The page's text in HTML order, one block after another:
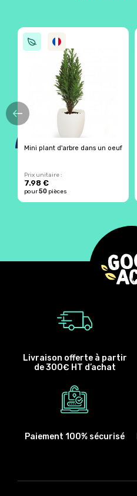
Mini plant d'arbre dans un oeuf
Prix unitaire :
7.98 €
pour50 pièces
Livraison offerte à partir
de 300€ HT d’achat
Paiement 100% sécurisé